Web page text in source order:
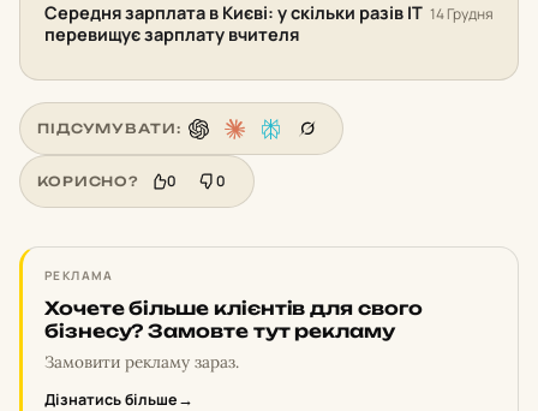
Середня зарплата в Києві: у скільки разів IT
перевищує зарплату вчителя
14 Грудня
ПІДСУМУВАТИ:
КОРИСНО? 0 0
РЕКЛАМА
Хочете більше клієнтів для свого
бізнесу? Замовте тут рекламу
Замовити рекламу зараз.
Дізнатись більше→